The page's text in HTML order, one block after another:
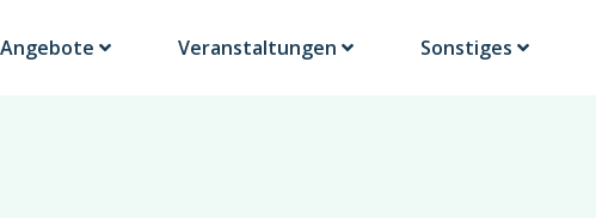
Angebote Veranstaltungen Sonstiges